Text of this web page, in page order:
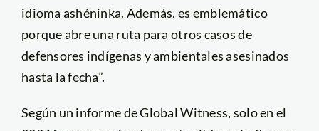
idioma ashéninka. Además, es emblemático
porque abre una ruta para otros casos de
defensores indígenas y ambientales asesinados
hasta la fecha”.
Según un informe de Global Witness, solo en el